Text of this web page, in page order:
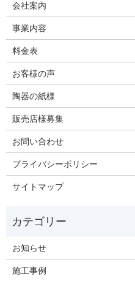
会社案内
事業内容
料金表
お客様の声
陶器の紙様
販売店様募集
お問い合わせ
プライバシーポリシー
サイトマップ
お知らせ
施工事例